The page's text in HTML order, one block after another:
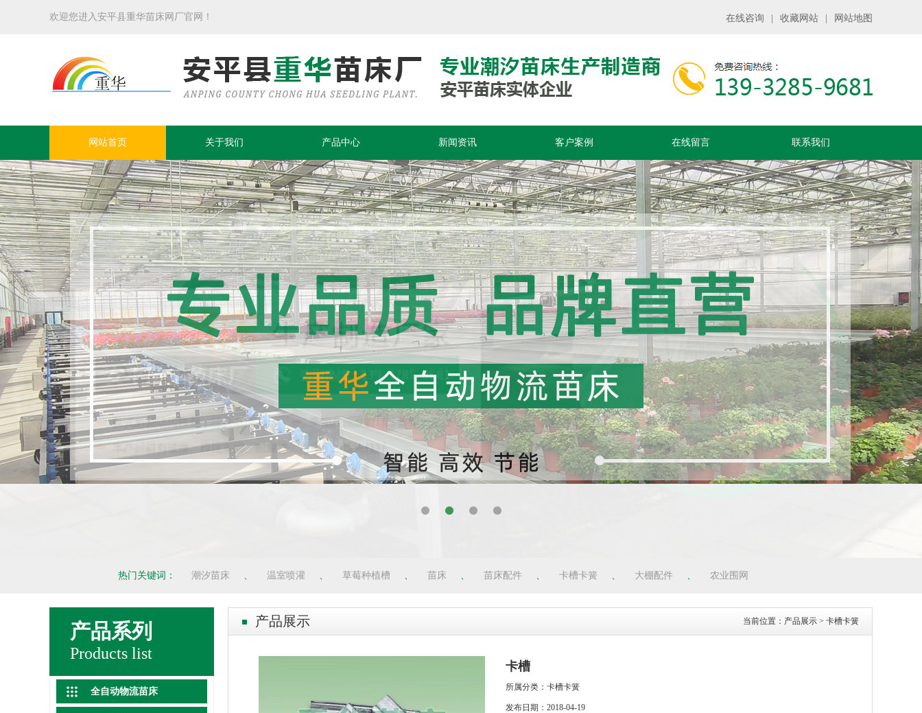
欢迎您进入安平县重华苗床网厂官网！ 在线咨询 收藏网站 网站地图
网站首页 关于我们 产品中心 新闻资讯 客户案例 在线留言 联系我们
热门关键词： 潮汐苗床 、 温室喷灌 、 草莓种植槽 、 苗床 、 苗床配件 、 卡槽卡簧 、 大棚配件 、 农业围网
产品系列
Products list
全自动物流苗床
产品展示 当前位置： 产品展示 > 卡槽卡簧
卡槽
所属分类：卡槽卡簧
发布日期：2018-04-19